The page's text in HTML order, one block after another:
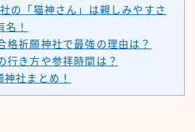
の「猫神さん」は親しみやすさ
名！
格祈願神社で最強の理由は？
行き方や参拝時間は？
社まとめ！